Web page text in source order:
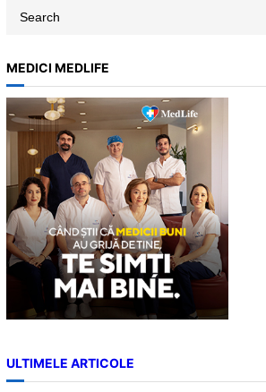
r
c
h
MEDICI MEDLIFE
ULTIMELE ARTICOLE